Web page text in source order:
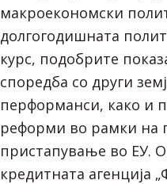
макроекономски
долгогодишната
курс, подобрите
споредба со други
перформанси, како и
реформи во рамки на
пристапување во ЕУ.
кредитната агенција